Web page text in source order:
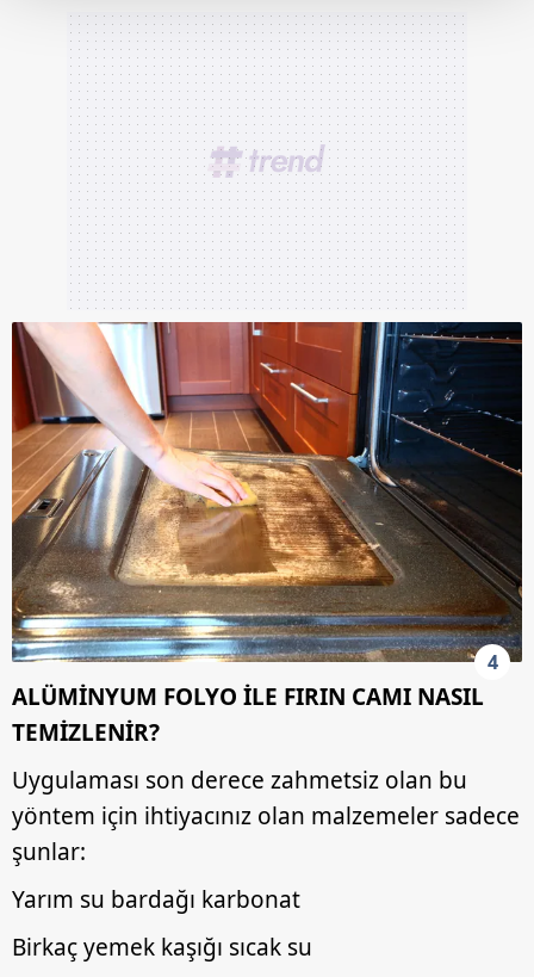
Her halükârda, kullanıcılar, bu çerezlere izin vermedikleri
takdirde, kullanıcılara hedefli reklamlar
gösterilmeyecektir."
Sizlere daha iyi bir hizmet sunabilmek için İnternet
Sitemizde kendimize ve üçüncü kişilere ait çerezler
kullanılmaktadır. Bu çerezler vasıtasıyla çeşitli kişisel
verileriniz işlenmekte olup gerekli olan çerezler bilgi
toplumu hizmetlerinin sunulması amacıyla
kullanılmaktadır. Diğer çerezler, sitemizin daha işlevsel
kılınması ve kişiselleştirilmesi ve sizlere yönelik
reklam/pazarlama faaliyetlerinin yapılması, amaçlarıyla
sınırlı olarak açık rızanız dahilinde kullanılacaktır.
Çerezlere ilişkin tercihlerinizi aşağıda yer alan panel
vasıtasıyla belirleyebilirsiniz. Çerezlere ilişkin detaylı bilgi
için Ayarlar butonuna tıklayabilir,Çerez Bilgilendirme
Metnimiziziyaret edebilirsiniz.
6698 sayılı Kişisel Verilerin Korunması Kanunu uyarınca
hazırlanmış Aydınlatma Metnimizi okumak ve sitemizde
ilgili mevzuata uygun olarak kullanılan çerezlerle ilgili bilgi
almak için lütfentıklayınız. 4
ALÜMİNYUM FOLYO İLE FIRIN CAMI NASIL
TEMİZLENİR?
Uygulaması son derece zahmetsiz olan bu
yöntem için ihtiyacınız olan malzemeler sadece
şunlar:
Yarım su bardağı karbonat
Birkaç yemek kaşığı sıcak su